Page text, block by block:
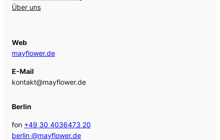
Über uns
Web
mayflower.de
E-Mail
kontakt@mayflower.de
Berlin
fon +49 30 4036473 20
berlin @mayflower.de